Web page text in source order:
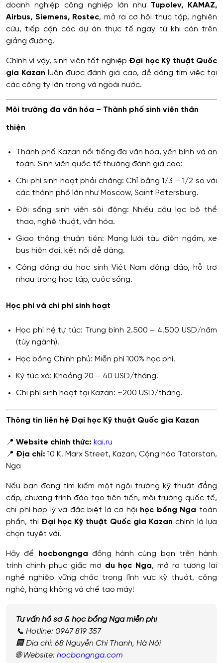
doanh nghiệp công nghiệp lớn như Tupolev, KAMAZ,
Airbus, Siemens, Rostec, mở ra cơ hội thực tập, nghiên
cứu, tiếp cận các dự án thực tế ngay từ khi còn trên
giảng đường.
Chính vì vậy, sinh viên tốt nghiệp Đại học Kỹ thuật Quốc
gia Kazan luôn được đánh giá cao, dễ dàng tìm việc tại
các công ty lớn trong và ngoài nước.
Môi trường đa văn hóa – Thành phố sinh viên thân
thiện
Thành phố Kazan nổi tiếng đa văn hóa, yên bình và an
toàn. Sinh viên quốc tế thường đánh giá cao:
Chi phí sinh hoạt phải chăng: Chỉ bằng 1/3 – 1/2 so với
các thành phố lớn như Moscow, Saint Petersburg.
Đời sống sinh viên sôi động: Nhiều câu lạc bộ thể
thao, nghệ thuật, văn hóa.
Giao thông thuận tiện: Mạng lưới tàu điện ngầm, xe
bus hiện đại, kết nối dễ dàng.
Cộng đồng du học sinh Việt Nam đông đảo, hỗ trợ
nhau trong học tập, cuộc sống.
Học phí và chi phí sinh hoạt
Học phí hệ tự túc: Trung bình 2.500 – 4.500 USD/năm
(tùy ngành).
Học bổng Chính phủ: Miễn phí 100% học phí.
Ký túc xá: Khoảng 20 – 40 USD/tháng.
Chi phí sinh hoạt tại Kazan: ~200 USD/tháng.
Thông tin liên hệ Đại học Kỹ thuật Quốc gia Kazan
📍 Website chính thức: kai.ru
📍 Địa chỉ: 10 K. Marx Street, Kazan, Cộng hòa Tatarstan,
Nga
Nếu bạn đang tìm kiếm một ngôi trường kỹ thuật đẳng
cấp, chương trình đào tạo tiên tiến, môi trường quốc tế,
chi phí hợp lý và đặc biệt là cơ hội học bổng Nga toàn
phần, thì Đại học Kỹ thuật Quốc gia Kazan chính là lựa
chọn tuyệt vời.
Hãy để hocbongnga đồng hành cùng bạn trên hành
trình chinh phục giấc mơ du học Nga, mở ra tương lai
nghề nghiệp vững chắc trong lĩnh vực kỹ thuật, công
nghệ, hàng không và chế tạo máy!
Tư vấn hồ sơ & học bổng Nga miễn phí
📞 Hotline: 0947 819 357
🏢 Địa chỉ: 68 Nguyễn Chí Thanh, Hà Nội
🌐 Website: hocbongnga.com